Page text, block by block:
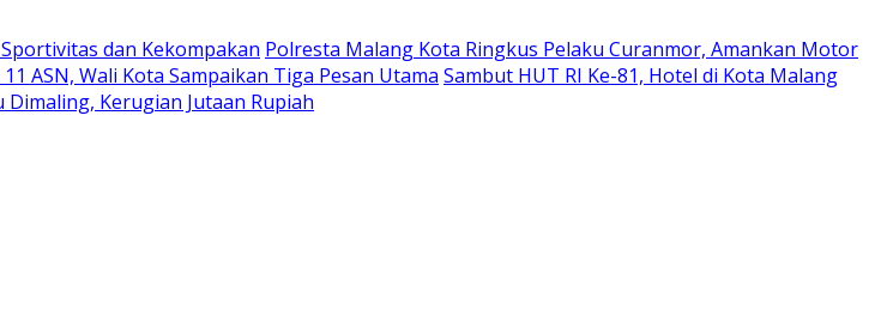
dan Kekompakan Polresta Malang Kota Ringkus Pelaku Curanmor, Amankan Motor
ASN, Wali Kota Sampaikan Tiga Pesan Utama Sambut HUT RI Ke-81, Hotel di Kota Malang
Kerugian Jutaan Rupiah